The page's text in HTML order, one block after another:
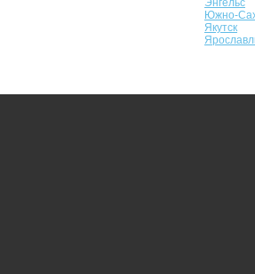
Энгельс
Южно-
Якутск